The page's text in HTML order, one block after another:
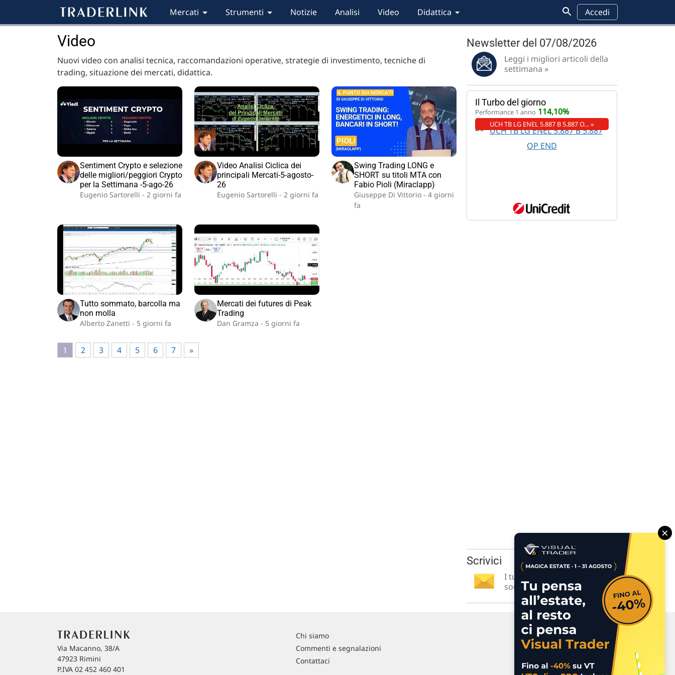
Mercati Strumenti Notizie Analisi Video Didattica Accedi
Video
Nuovi video con analisi tecnica, raccomandazioni operative, strategie di investimento, tecniche di
trading, situazione dei mercati, didattica.
Sentiment Crypto e selezione
delle migliori/peggiori Crypto
per la Settimana -5-ago-26
Eugenio Sartorelli - 2 giorni fa
Video Analisi Ciclica dei
principali Mercati-5-agosto-
26
Eugenio Sartorelli - 2 giorni fa
Swing Trading LONG e
SHORT su titoli MTA con
Fabio Pioli (Miraclapp)
Giuseppe Di Vittorio - 4 giorni
fa
Tutto sommato, barcolla ma
non molla
Alberto Zanetti - 5 giorni fa
Mercati dei futures di Peak
Trading
Dan Gramza - 5 giorni fa
1 2 3 4 5 6 7 »
Newsletter del 07/08/2026
Leggi i migliori articoli della
settimana »
Il Turbo del giorno
Performance 1 anno 114,10%
UCH TB LG ENEL 5.887 B 5.887 O… »
Scrivici
I tuoi suggerimenti per noi
sono preziosi e molto utili! »
Via Macanno, 38/A
47923 Rimini
P.IVA 02 452 460 401
Chi siamo
Commenti e segnalazioni
Contattaci
×